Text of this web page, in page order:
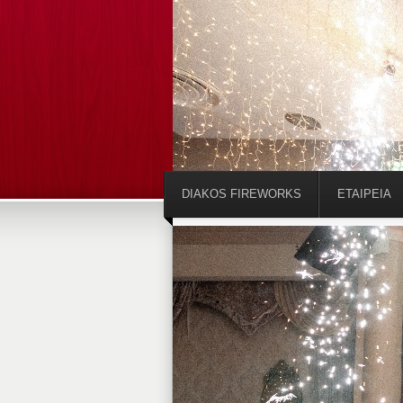
DIAKOS FIREWORKS ΕΤΑΙΡΕΊΑ